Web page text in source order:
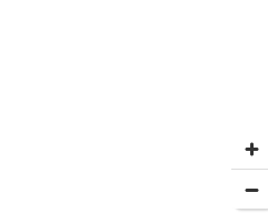
das Kesselhaus bequem mit dem